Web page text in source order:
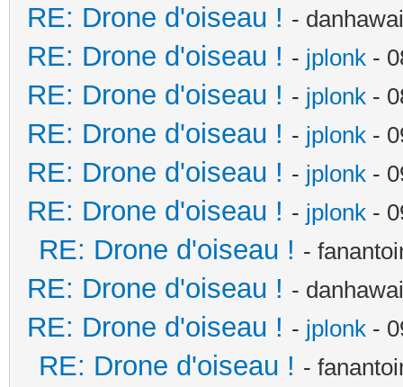
RE: Drone d'oiseau ! -
RE: Drone d'oiseau ! - jplonk -
RE: Drone d'oiseau ! - jplonk -
RE: Drone d'oiseau ! - jplonk -
RE: Drone d'oiseau ! - jplonk -
RE: Drone d'oiseau ! - jplonk -
RE: Drone d'oiseau ! -
RE: Drone d'oiseau ! -
RE: Drone d'oiseau ! - jplonk -
RE: Drone d'oiseau ! -